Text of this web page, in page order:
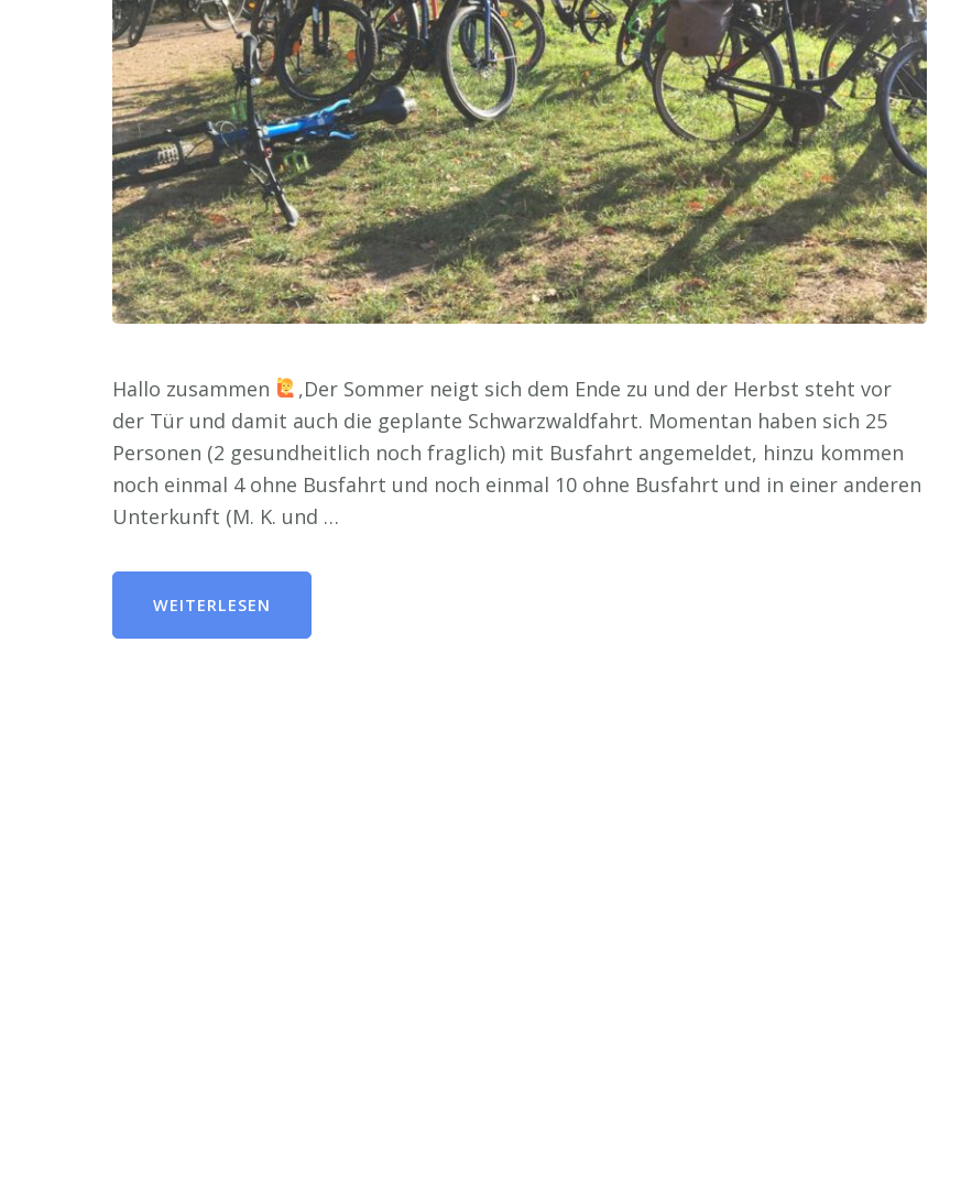
Hallo zusammen
,Der Sommer neigt sich dem Ende zu und der Herbst steht vor
der Tür und damit auch die geplante Schwarzwaldfahrt. Momentan haben sich 25
Personen (2 gesundheitlich noch fraglich) mit Busfahrt angemeldet, hinzu kommen
noch einmal 4 ohne Busfahrt und noch einmal 10 ohne Busfahrt und in einer anderen
Unterkunft (M. K. und …
WEITERLESEN